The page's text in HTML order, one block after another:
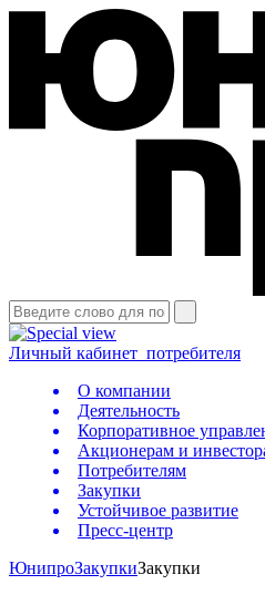
Личный кабинет потребителя
О компании
Деятельность
Корпоративное
Акционерам и
Потребителям
Закупки
Устойчивое развитие
Пресс-центр
ЮнипроЗакупкиЗакупки